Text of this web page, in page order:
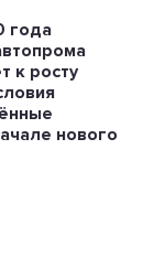
года
к росту
нового